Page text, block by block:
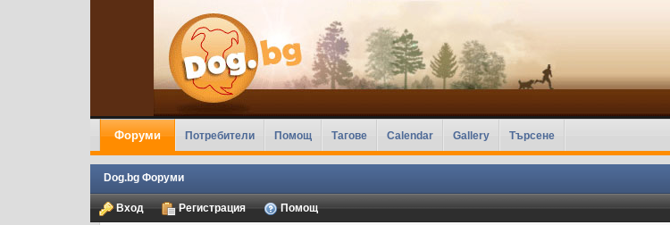
Форуми Потребители Помощ Тагове Calendar Gallery Търсене
Dog.bg Форуми
Вход Регистрация Помощ